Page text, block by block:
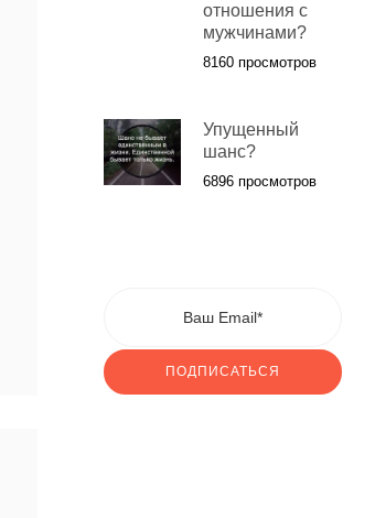
отношения с
мужчинами?
8160 просмотров
Упущенный
шанс?
6896 просмотров
ПОДПИСАТЬСЯ